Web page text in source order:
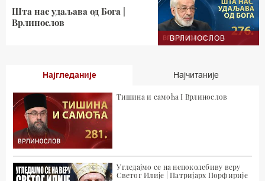
ВРЛИНОСЛОВ
Шта нас удаљава од Бога |
Врлинослов
Најгледаније Најчитаније
Тишина и самоћа I Врлинослов
Угледајмо се на непоколебиву веру
Светог Илије | Патријарх Порфирије